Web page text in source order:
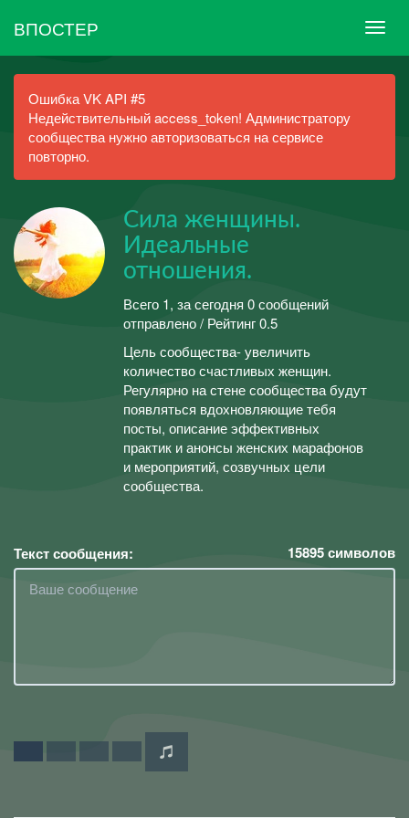
ВПОСТЕР
Ошибка VK API #5
Недействительный access_token! Администратору
сообщества нужно авторизоваться на сервисе
повторно.
Сила женщины.
Идеальные
отношения.
Всего 1, за сегодня 0 сообщений
отправлено / Рейтинг 0.5
Цель сообщества- увеличить
количество счастливых женщин.
Регулярно на стене сообщества будут
появляться вдохновляющие тебя
посты, описание эффективных
практик и анонсы женских марафонов
и мероприятий, созвучных цели
сообщества.
Текст сообщения: 15895символов